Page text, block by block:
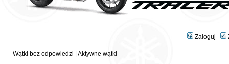
Zaloguj
Wątki bez odpowiedzi Aktywne wątki